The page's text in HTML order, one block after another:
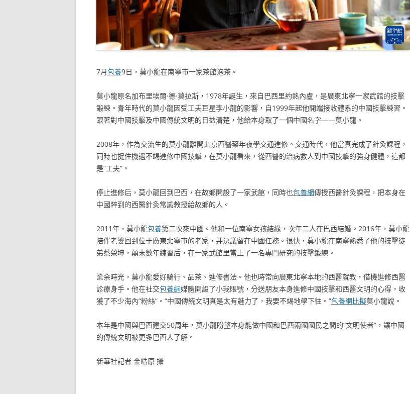
7月包養9日，莫小龍在南寧市一家茶館泡茶。
莫小龍原名加布里埃爾·德·莫拉斯，1978年誕生，來自巴西里約熱內盧，是廣東北寧一家武館的技擊
鍛練。青年時代的莫小龍因受工夫巨星李小龍的影響，自1999年起他開端接收體系的中國技擊練習。
跟著對中國技擊及中國傳統文明的日益清楚，他給本身取了一個中國名字——莫小龍。
2008年，作為交流生的莫小龍離開北京西醫藥年夜學交通進修。交通時代，他當真完成了針灸課程，
同時也捉住機遇不竭進修中國技擊，在莫小龍看來，從西醫的治病救人到中國技擊的強身健體，這都
是“工夫”。
停止進修后，莫小龍回到巴西，在故鄉開設了一家武館，同時也包養網傳授西醫針灸課程，把本身在
中國粹到的西醫針灸常識教授給故鄉的人。
2011年，莫小龍包養第二次來中國。他和一位南寧女孩結緣，次年二人在巴西結婚。2016年，莫小龍
陪伴老婆回到位于廣東北寧市的老家，并決議留在中國任務。很快，莫小龍在南寧熟悉了他的技擊徒
弟蔡榮坤，顛末數年練習后，在一家武館里當上了一名專門研究的技擊鍛練。
業余時光，莫小龍愛好騎行、品茶、進修書法。他也時常向廣東北寧本地的西醫就教，借機進修西醫
診療身手。他在社交包養網媒體開設了小我賬號，分送朋友本身進修中國技擊和西醫文明的心得，收
獲了不少海內“粉絲”。“中國傳統文明真是太有魅力了，我要不竭地學下往。”包養網比擬莫小龍說。
本年是中國與巴西建交50周年，莫小龍盼望本身能做中國和巴西兩國國民之間的“文明使者”，讓中國
的傳統文明被更多巴西人了解。
新華社記者 金皓原 攝